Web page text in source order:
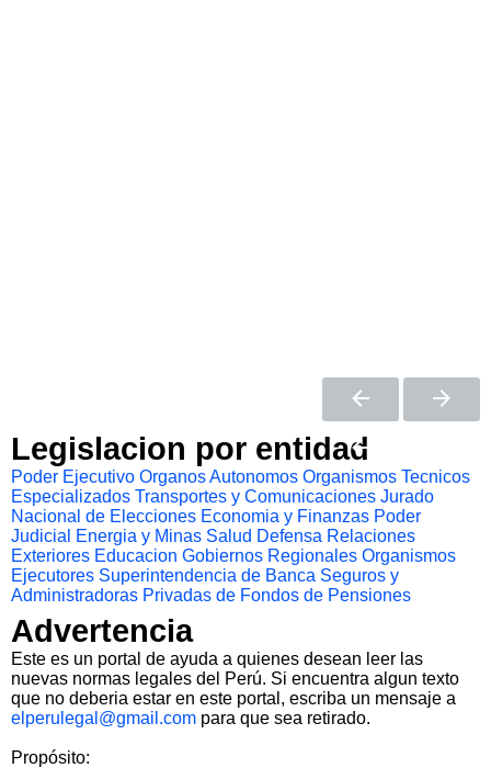
Legislacion por entidad
Poder Ejecutivo Organos Autonomos Organismos Tecnicos
Especializados Transportes y Comunicaciones Jurado
Nacional de Elecciones Economia y Finanzas Poder
Judicial
Energia y Minas Salud Defensa Relaciones
Exteriores Educacion Gobiernos Regionales Organismos
Ejecutores Superintendencia de Banca Seguros y
Administradoras Privadas de Fondos de Pensiones
Advertencia
Este es un portal de ayuda a quienes desean leer las
nuevas normas legales del Perú. Si encuentra algun texto
que no deberia estar en este portal, escriba un mensaje a
elperulegal@gmail.com para que sea retirado.
Propósito: